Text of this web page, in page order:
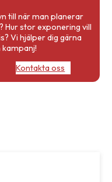
till när man planerar
Hur stor exponering vill
Vi hjälper dig gärna
Kontakta oss